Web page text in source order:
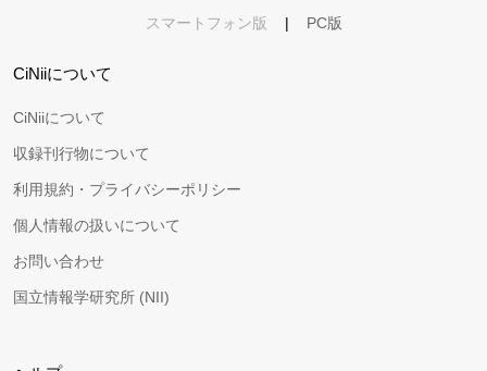
スマートフォン版 | PC版
CiNiiについて
CiNiiについて
収録刊行物について
利用規約・プライバシーポリシー
個人情報の扱いについて
お問い合わせ
国立情報学研究所 (NII)